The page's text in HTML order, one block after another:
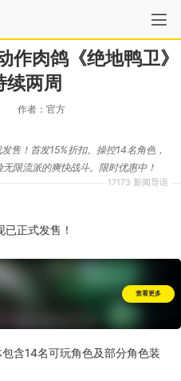
作肉鸽《绝地鸭卫》
两周
作者：官方
17173 新闻导语
售！首发15%折扣。操控14名角色，
限流派的爽快战斗。限时优惠中！
正式发售！
查看更多
含14名可玩角色及部分角色装